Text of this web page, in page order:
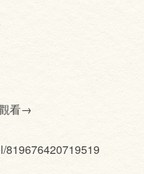
看→
819676420719519